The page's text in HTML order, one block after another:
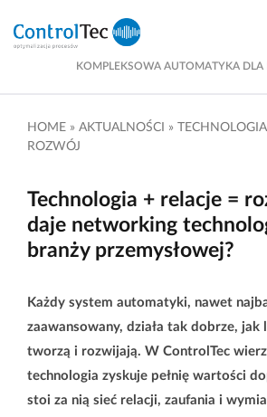
KOMPLEKSOWA AUTOMATYKA DLA
HOME » AKTUALNOŚCI »
ROZWÓJ
Technologia + relacje =
daje networking
branży przemysłowej?
Każdy system automatyki, nawet
zaawansowany, działa tak dobrze, jak
tworzą i rozwijają. W ControlTec
technologia zyskuje pełnię wartości
stoi za nią sieć relacji, zaufania i